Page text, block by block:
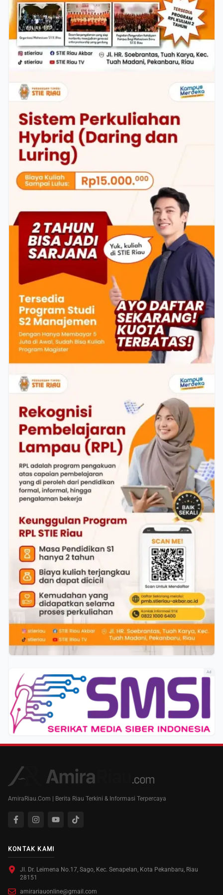
Ad
AmiraRiau.Com | Berita Riau Terkini & Informasi Terpercaya
KONTAK KAMI
Jl. Dr. Leimena No.17, Sago, Kec. Senapelan, Kota Pekanbaru, Riau
28151
amirariauonline@gmail.com